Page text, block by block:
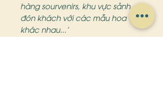
hàng sourvenirs, khu vực sảnh
đón khách với các mẫu hoa
khác nhau...'